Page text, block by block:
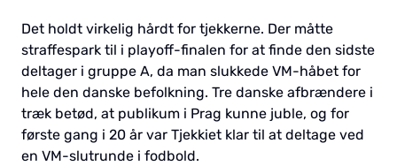
Det holdt virkelig hårdt for tjekkerne. Der måtte
straffespark til i playoff-finalen for at finde den sidste
deltager i gruppe A, da man slukkede VM-håbet for
hele den danske befolkning. Tre danske afbrændere i
træk betød, at publikum i Prag kunne juble, og for
første gang i 20 år var Tjekkiet klar til at deltage ved
en VM-slutrunde i fodbold.